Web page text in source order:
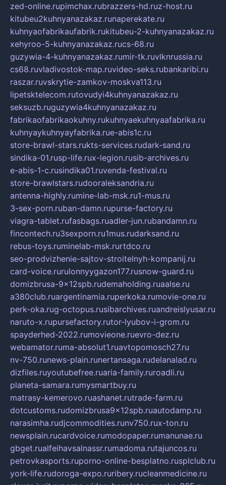
zed-online.rupimchax.rubrazzers-hd.ruz-host.ru
kitubeu2kuhnyanazakaz.runaperekate.ru
kuhnyaofabrikaufabrik.rukitubeu-2-kuhnyanazakaz.ru
xehyroo-5-kuhnyanazakaz.rucs-68.ru
guzywia-4-kuhnyanazakaz.rumir-tk.ruvlknrussia.ru
cs68.ruvladivostok-map.ruvideo-seks.rubankaribi.ru
raszar.ruvskrytie-zamkov-moskva113.ru
lipetsktelecom.rutovudyi4kuhnyanazakaz.ru
seksuzb.ruguzywia4kuhnyanazakaz.ru
fabrikaofabrikaokuhny.rukuhnyaekuhnyaafabrika.ru
kuhnyaykuhnyayfabrika.rue-abis1c.ru
store-brawl-stars.rukts-services.rudark-sand.ru
sindika-01.rusp-life.rux-legion.rusib-archives.ru
e-abis-1-c.rusindika01.ruvenda-festival.ru
store-brawlstars.rudooraleksandria.ru
antenna-highly.rumine-lab-msk.ru1-mus.ru
3-sex-porn.ruban-damn.rupurse-factory.ru
viagra-tablet.rufasbags.ruadler-jun.rubandamn.ru
fincontech.ru3sexporn.ru1mus.rudarksand.ru
rebus-toys.ruminelab-msk.rurtdco.ru
seo-prodvizhenie-sajtov-stroitelnyh-kompanij.ru
card-voice.rurulonnyygazon177.rusnow-guard.ru
domizbrusa-9x12spb.rudemaholding.ruaalse.ru
a380club.ruargentinamia.ruperkoka.rumovie-one.ru
perk-oka.rug-octopus.rusibarchives.ruandreislyusar.ru
naruto-x.rupursefactory.rutor-lyubov-i-grom.ru
spayderhed-2022.rumovieone.ruevro-dez.ru
webamator.ruma-absolut1.ruavtopomosch27.ru
nv-750.runews-plain.runertansaga.rudelanalad.ru
dizfiles.ruyoutubefree.ruaria-family.ruroadli.ru
planeta-samara.rumysmartbuy.ru
matrasy-kemerovo.ruashanet.rutrade-farm.ru
dotcustoms.rudomizbrusa9x12spb.ruautodamp.ru
narasimha.rudjcommodities.runv750.rux-ton.ru
newsplain.rucardvoice.rumodopaper.rumanunae.ru
gbget.rualfeihavsalnassr.rumadoma.rutajuncos.ru
petrovkasports.ruporno-online-besplatno.rusplclub.ru
york-life.rudoroga-expo.ruribery.rucleanmedicine.ru